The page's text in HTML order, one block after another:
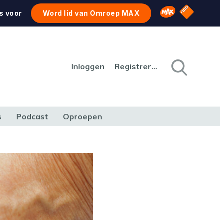
voor Word lid van Omroep MAX Omroep MAX
NPO
Inloggen Registreren
Podcast Oproepen